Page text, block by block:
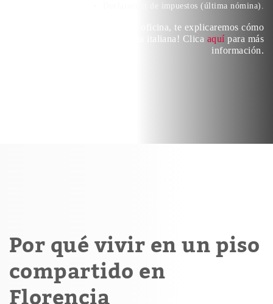
Declaración de impuestos (última nómina).
¡No dudes y ven a nuestra oficina, te explicaremos cómo
conseguir tu cuenta bancaria italiana! Clica aquí para más
información.
Por qué vivir en un piso
compartido en
Florencia